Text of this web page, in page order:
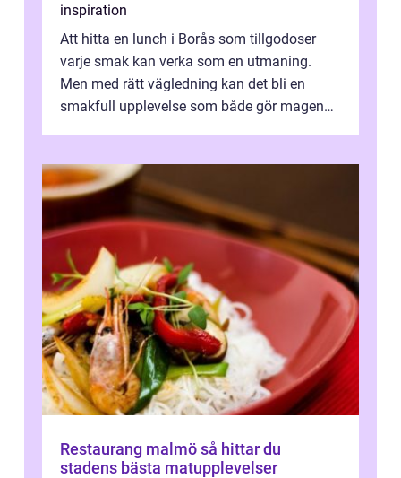
inspiration
Att hitta en lunch i Borås som tillgodoser
varje smak kan verka som en utmaning.
Men med rätt vägledning kan det bli en
smakfull upplevelse som både gör magen
Restaurang malmö så hittar du
stadens bästa matupplevelser